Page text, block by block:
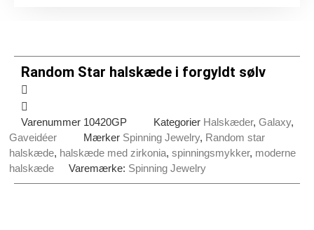
Random Star halskæde i forgyldt sølv
Varenummer 10420GP Kategorier Halskæder, Galaxy,
Gaveidéer
Mærker Spinning Jewelry, Random star
halskæde, halskæde med zirkonia, spinningsmykker, moderne
halskæde
Varemærke: Spinning Jewelry